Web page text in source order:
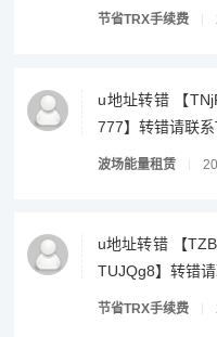
节省TRX手续费
u地址转错 【
777】转错请联
波场能量租赁
u地址转错 【
TUJQg8】转错
节省TRX手续费